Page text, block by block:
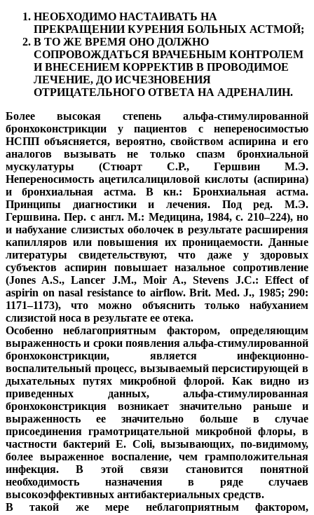
НЕОБХОДИМО НАСТАИВАТЬ НА
ПРЕКРАЩЕНИИ КУРЕНИЯ БОЛЬНЫХ АСТМОЙ;
В ТО ЖЕ ВРЕМЯ ОНО ДОЛЖНО
СОПРОВОЖДАТЬСЯ ВРАЧЕБНЫМ КОНТРОЛЕМ
И ВНЕСЕНИЕМ КОРРЕКТИВ В ПРОВОДИМОЕ
ЛЕЧЕНИЕ, ДО ИСЧЕЗНОВЕНИЯ
ОТРИЦАТЕЛЬНОГО ОТВЕТА НА АДРЕНАЛИН.
Более высокая степень альфа-стимулированной
бронхоконстрикции у пациентов с непереносимостью
НСПП объясняется, вероятно, свойством аспирина и его
аналогов вызывать не только спазм бронхиальной
мускулатуры (Стюарт С.Р., Гершвин М.Э.
Непереносимость ацетилсалициловой кислоты (аспирина)
и бронхиальная астма. В кн.: Бронхиальная астма.
Принципы диагностики и лечения. Под ред. М.Э.
Гершвина. Пер. с англ. М.: Медицина, 1984, с. 210–224), но
и набухание слизистых оболочек в результате расширения
капилляров или повышения их проницаемости. Данные
литературы свидетельствуют, что даже у здоровых
субъектов аспирин повышает назальное сопротивление
(Jones A.S., Lancer J.M., Moir A., Stevens J.C.: Effect of
aspirin on nasal resistance to airflow. Brit. Med. J., 1985; 290:
1171–1173), что можно объяснить только набуханием
слизистой носа в результате ее отека.
Особенно неблагоприятным фактором, определяющим
выраженность и сроки появления альфа-стимулированной
бронхоконстрикции, является инфекционно-
воспалительный процесс, вызываемый персистирующей в
дыхательных путях микробной флорой. Как видно из
приведенных данных, альфа-стимулированная
бронхоконстрикция возникает значительно раньше и
выраженность ее значительно больше в случае
присоединения грамотрицательной микробной флоры, в
частности бактерий E. Coli, вызывающих, по-видимому,
более выраженное воспаление, чем грамположительная
инфекция. В этой связи становится понятной
необходимость назначения в ряде случаев
высокоэффективных антибактериальных средств.
В такой же мере неблагоприятным фактором,